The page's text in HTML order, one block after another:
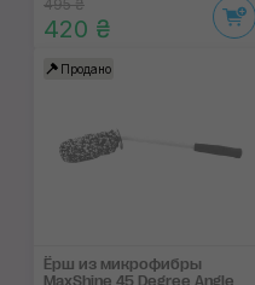
495 ₴
420 ₴
Продано
Ёрш из микрофибры
MaxShine 45 Degree Angle